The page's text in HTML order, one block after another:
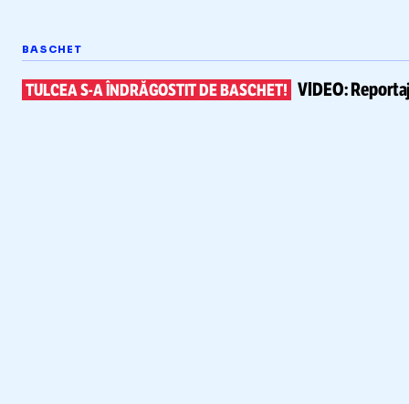
BASCHET
TULCEAS-AÎNDRĂGOSTIT DE BASCHET! VIDEO: